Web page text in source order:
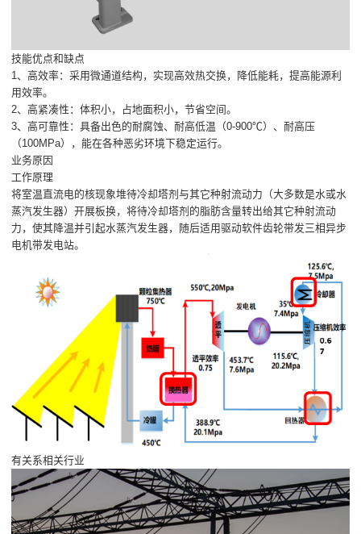
技能优点和缺点
1、高效率：采用微通道结构，实现高效热交换，降低能耗，提高能源利
用效率。
2、高紧凑性：体积小，占地面积小，节省空间。
3、高可靠性：具备出色的耐腐蚀、耐高低温（0-900℃）、耐高压
（100MPa），能在各种恶劣环境下稳定运行。
业务原因
工作原理
将室温直流电的核现象堆待冷却塔剂与其它种射流动力（大多数是水或水
蒸汽发生器）开展板换，将待冷却塔剂的脂肪含量转出给其它种射流动
力，使其降温并引起水蒸汽发生器，随后适用驱动软件齿轮带发三相异步
电机带发电站。
有关系相关行业